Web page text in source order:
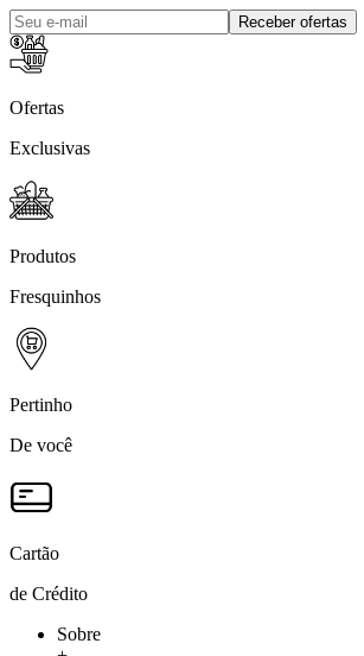
Receber ofertas
Ofertas
Exclusivas
Produtos
Fresquinhos
Pertinho
De você
Cartão
de Crédito
Sobre